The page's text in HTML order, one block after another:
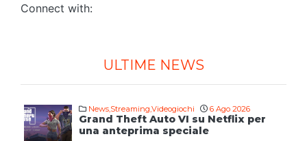
Connect with:
ULTIME NEWS
News,Streaming,Videogiochi 6 Ago 2026
Grand Theft Auto VI su Netflix per
una anteprima speciale